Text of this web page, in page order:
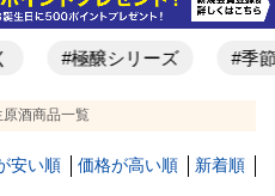
#極醸シリーズ #季節
原酒商品一覧
安い順 価格が高い順 新着順